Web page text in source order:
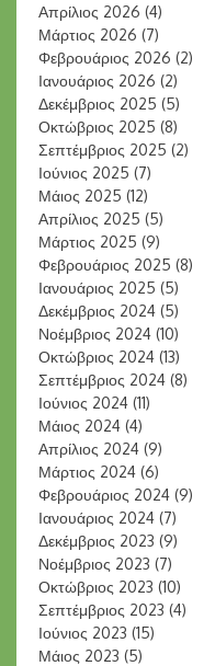
Απρίλιος 2026 (4)
Μάρτιος 2026 (7)
Φεβρουάριος 2026 (2)
Ιανουάριος 2026 (2)
Δεκέμβριος 2025 (5)
Οκτώβριος 2025 (8)
Σεπτέμβριος 2025 (2)
Ιούνιος 2025 (7)
Μάιος 2025 (12)
Απρίλιος 2025 (5)
Μάρτιος 2025 (9)
Φεβρουάριος 2025 (8)
Ιανουάριος 2025 (5)
Δεκέμβριος 2024 (5)
Νοέμβριος 2024 (10)
Οκτώβριος 2024 (13)
Σεπτέμβριος 2024 (8)
Ιούνιος 2024 (11)
Μάιος 2024 (4)
Απρίλιος 2024 (9)
Μάρτιος 2024 (6)
Φεβρουάριος 2024 (9)
Ιανουάριος 2024 (7)
Δεκέμβριος 2023 (9)
Νοέμβριος 2023 (7)
Οκτώβριος 2023 (10)
Σεπτέμβριος 2023 (4)
Ιούνιος 2023 (15)
Μάιος 2023 (5)